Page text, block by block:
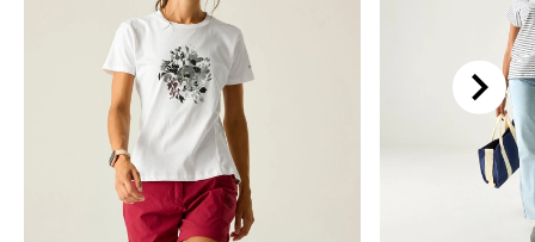
Podobne produkty